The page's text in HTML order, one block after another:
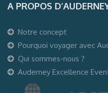
A PROPOS
Notre concept
Pourquoi voyager avec
Qui sommes-nous ?
Auderney Excellence